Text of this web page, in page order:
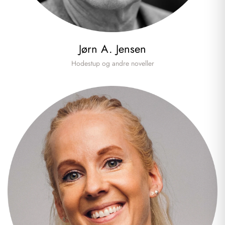
249,00 kr
249,00 kr
Jørn A. Jensen
Hodestup og andre noveller